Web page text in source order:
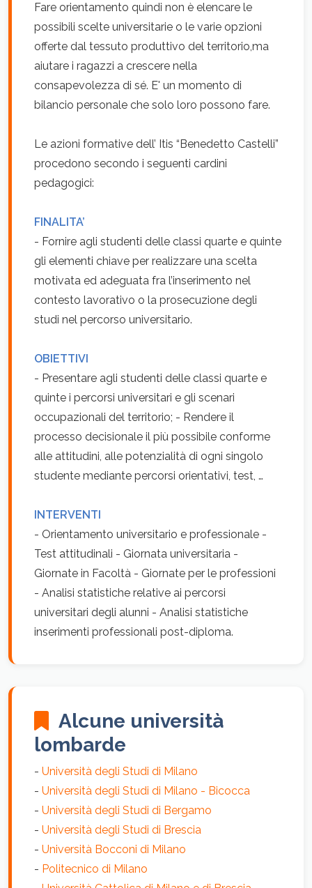
Fare orientamento quindi non è elencare le
possibili scelte universitarie o le varie opzioni
offerte dal tessuto produttivo del territorio,ma
aiutare i ragazzi a crescere nella
consapevolezza di sé. E' un momento di
bilancio personale che solo loro possono fare.
Le azioni formative dell’ Itis “Benedetto Castelli”
procedono secondo i seguenti cardini
pedagogici:
FINALITA’
- Fornire agli studenti delle classi quarte e quinte
gli elementi chiave per realizzare una scelta
motivata ed adeguata fra l’inserimento nel
contesto lavorativo o la prosecuzione degli
studi nel percorso universitario.
OBIETTIVI
- Presentare agli studenti delle classi quarte e
quinte i percorsi universitari e gli scenari
occupazionali del territorio; - Rendere il
processo decisionale il più possibile conforme
alle attitudini, alle potenzialità di ogni singolo
studente mediante percorsi orientativi, test, …
INTERVENTI
- Orientamento universitario e professionale -
Test attitudinali - Giornata universitaria -
Giornate in Facoltà - Giornate per le professioni
- Analisi statistiche relative ai percorsi
universitari degli alunni - Analisi statistiche
inserimenti professionali post-diploma.
Alcune università
lombarde
- Università degli Studi di Milano
- Università degli Studi di Milano - Bicocca
- Università degli Studi di Bergamo
- Università degli Studi di Brescia
- Università Bocconi di Milano
- Politecnico di Milano